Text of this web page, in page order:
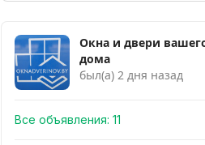
Окна и двери
дома
был(а) 2 дня назад
Все объявления: 11